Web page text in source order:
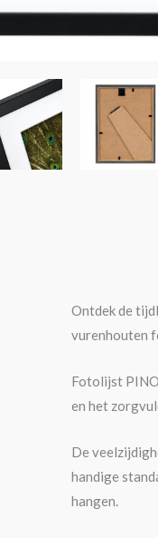
Ontdek de
vurenhouten
Fotolijst
en het
De
handige
hangen.